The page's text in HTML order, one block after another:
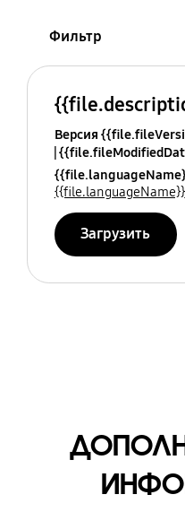
Фильтр
Версия
{{file.languageName}}
Загрузить